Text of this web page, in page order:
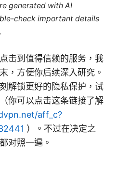
generated with AI
check important details
击到值得信赖的服务，我
，方便你后续深入研究。
解锁更好的隐私保护，试
你可以点击这条链接了解
aff_c?
）。不过在决定之
对照一遍。